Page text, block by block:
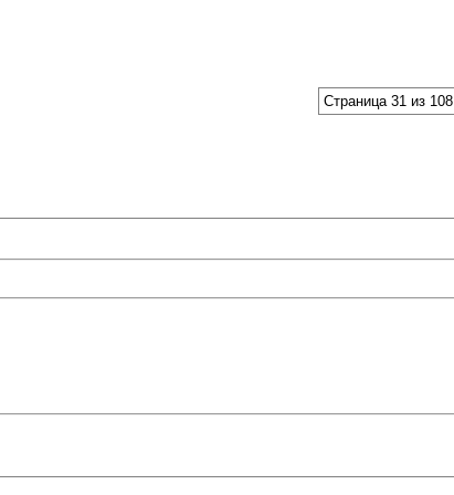
Страница 31 из 108